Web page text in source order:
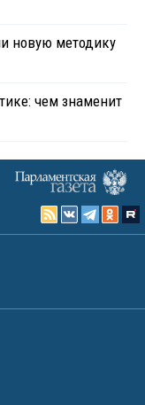
новую методику
чем знаменит